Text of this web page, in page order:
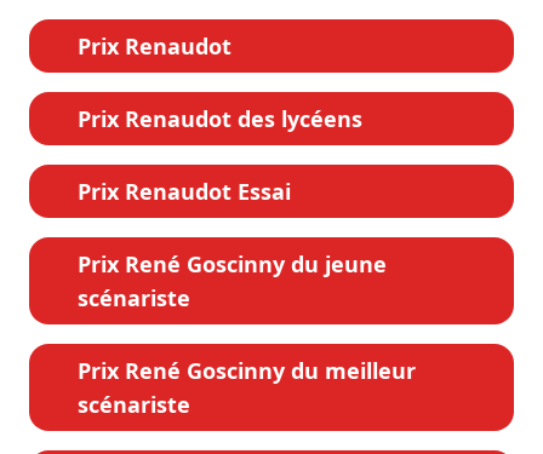
Prix Renaudot
Prix Renaudot des lycéens
Prix Renaudot Essai
Prix René Goscinny du jeune
scénariste
Prix René Goscinny du meilleur
scénariste